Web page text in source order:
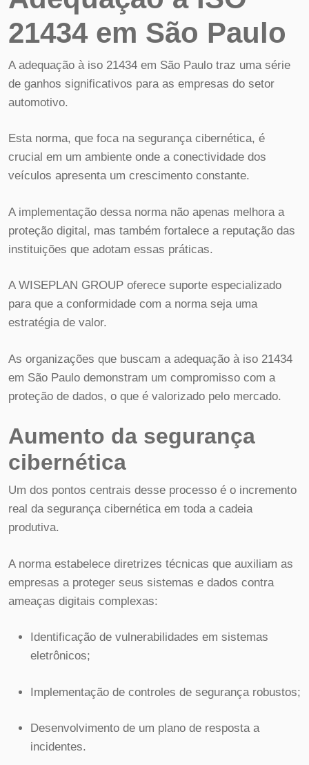
21434 em São Paulo
A adequação à iso 21434 em São Paulo traz uma série
de ganhos significativos para as empresas do setor
automotivo.
Esta norma, que foca na segurança cibernética, é
crucial em um ambiente onde a conectividade dos
veículos apresenta um crescimento constante.
A implementação dessa norma não apenas melhora a
proteção digital, mas também fortalece a reputação das
instituições que adotam essas práticas.
A WISEPLAN GROUP oferece suporte especializado
para que a conformidade com a norma seja uma
estratégia de valor.
As organizações que buscam a adequação à iso 21434
em São Paulo demonstram um compromisso com a
proteção de dados, o que é valorizado pelo mercado.
Aumento da segurança
cibernética
Um dos pontos centrais desse processo é o incremento
real da segurança cibernética em toda a cadeia
produtiva.
A norma estabelece diretrizes técnicas que auxiliam as
empresas a proteger seus sistemas e dados contra
ameaças digitais complexas:
Identificação de vulnerabilidades em sistemas
eletrônicos;
Implementação de controles de segurança robustos;
Desenvolvimento de um plano de resposta a
incidentes.